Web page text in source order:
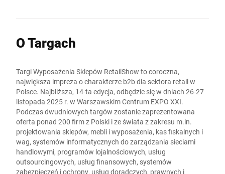
O Targach
Targi Wyposażenia Sklepów RetailShow to coroczna,
największa impreza o charakterze b2b dla sektora retail w
Polsce. Najbliższa, 14-ta edycja, odbędzie się w dniach 26-27
listopada 2025 r. w Warszawskim Centrum EXPO XXI.
Podczas dwudniowych targów zostanie zaprezentowana
oferta ponad 200 firm z Polski i ze świata z zakresu m.in.
projektowania sklepów, mebli i wyposażenia, kas fiskalnych i
wag, systemów informatycznych do zarządzania sieciami
handlowymi, programów lojalnościowych, usług
outsourcingowych, usług finansowych, systemów
zabezpieczeń i ochrony, usług doradczych, prawnych i